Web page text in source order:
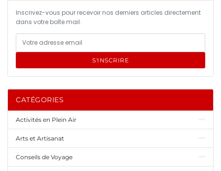
Inscrivez-vous pour recevoir nos derniers articles directement
dans votre boîte mail.
S'INSCRIRE
CATÉGORIES
Activités en Plein Air
Arts et Artisanat
Conseils de Voyage